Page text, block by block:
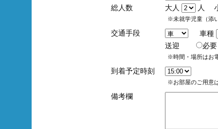
総人数
大人 人
※未就学児童（添
交通手段
車種
送迎
※時間・場所はお
到着予定時刻
※お部屋のご用意
備考欄